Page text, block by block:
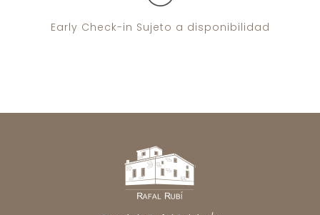
Early Check-in Sujeto a disponibilidad